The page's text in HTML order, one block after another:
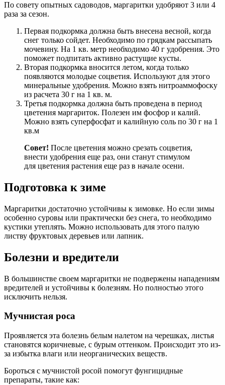
По совету опытных садоводов, маргаритки удобряют 3 или 4
раза за сезон.
Первая подкормка должна быть внесена весной, когда
снег только сойдет. Необходимо по грядкам рассыпать
мочевину. На 1 кв. метр необходимо 40 г удобрения. Это
поможет подпитать активно растущие кусты.
Вторая подкормка вносится летом, когда только
появляются молодые соцветия. Используют для этого
минеральные удобрения. Можно взять нитроаммофоску
из расчета 30 г на 1 кв. м.
Третья подкормка должна быть проведена в период
цветения маргариток. Полезен им фосфор и калий.
Можно взять суперфосфат и калийную соль по 30 г на 1
кв.м
Совет! После цветения можно срезать соцветия,
внести удобрения еще раз, они станут стимулом
для цветения растения еще раз в начале осени.
Подготовка к зиме
Маргаритки достаточно устойчивы к зимовке. Но если зимы
особенно суровы или практически без снега, то необходимо
кустики утеплять. Можно использовать для этого палую
листву фруктовых деревьев или лапник.
Болезни и вредители
В большинстве своем маргаритки не подвержены нападениям
вредителей и устойчивы к болезням. Но полностью этого
исключить нельзя.
Мучнистая роса
Проявляется эта болезнь белым налетом на черешках, листья
становятся коричневые, с бурым оттенком. Происходит это из-
за избытка влаги или неорганических веществ.
Бороться с мучнистой росой помогут фунгицидные
препараты, такие как: